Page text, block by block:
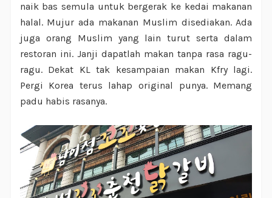
naik bas semula untuk bergerak ke kedai makanan
halal. Mujur ada makanan Muslim disediakan. Ada
juga orang Muslim yang lain turut serta dalam
restoran ini. Janji dapatlah makan tanpa rasa ragu-
ragu. Dekat KL tak kesampaian makan Kfry lagi.
Pergi Korea terus lahap original punya. Memang
padu habis rasanya.